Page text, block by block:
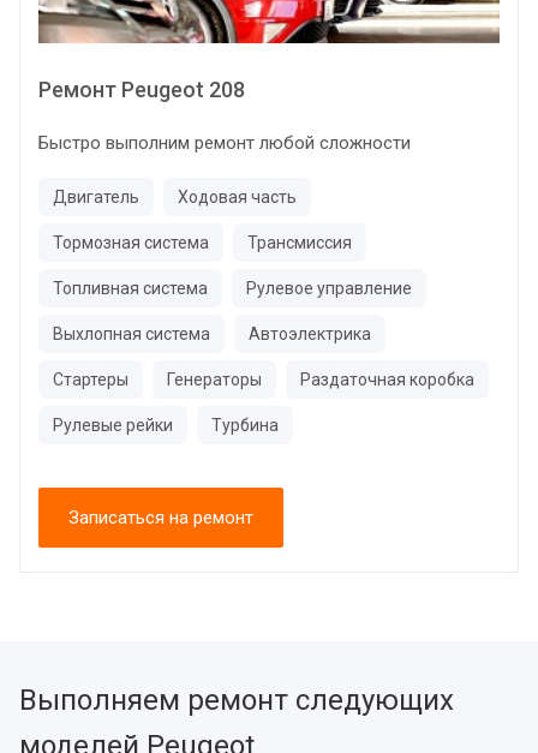
Ремонт Peugeot 208
Быстро выполним ремонт любой сложности
Двигатель Ходовая часть
Тормозная система Трансмиссия
Топливная система Рулевое управление
Выхлопная система Автоэлектрика
Стартеры Генераторы Раздаточная коробка
Рулевые рейки Турбина
Записаться на ремонт
Выполняем ремонт следующих
моделей Peugeot